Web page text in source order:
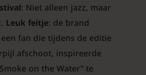
: Niet alleen jazz, maar
Leuk feitje: de brand
fan die tijdens de editie
afschoot, inspireerde
on the Water” te